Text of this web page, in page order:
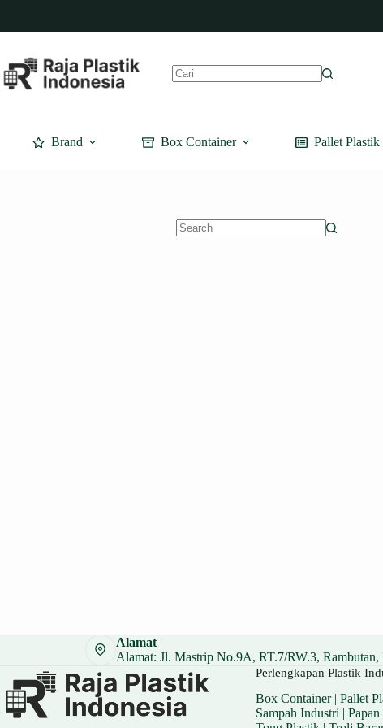
content
Brand Box Container Pallet Plastik
Alamat
Alamat: Jl. Mastrip No.9A, RT.7/RW.3,
Perlengkapan Plastik
Box Container| Pallet
Sampah Industri | Papan